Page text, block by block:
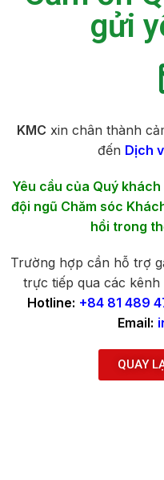
gửi
KMC xin chân thành
đến Dịch
Yêu cầu của Quý
đội ngũ Chăm sóc
hồi trong
Trường hợp cần hỗ trợ
trực tiếp qua các
Hotline: +84 81 489
Email:
QUAY